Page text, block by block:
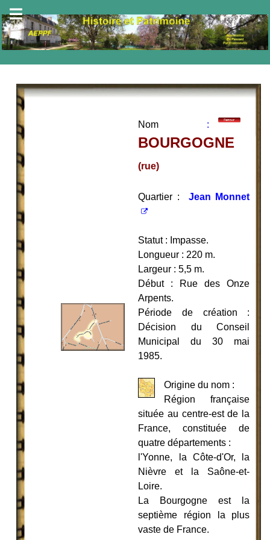
Nom :
BOURGOGNE
(rue)
Quartier : Jean Monnet
Statut : Impasse.
Longueur : 220 m.
Largeur : 5,5 m.
Début : Rue des Onze
Arpents.
Période de création :
Décision du Conseil
Municipal du 30 mai
1985.
Origine du nom :
Région française
située au centre-est de la
France, constituée de
quatre départements :
l'Yonne, la Côte-d'Or, la
Nièvre et la Saône-et-
Loire.
La Bourgogne est la
septième région la plus
vaste de France.